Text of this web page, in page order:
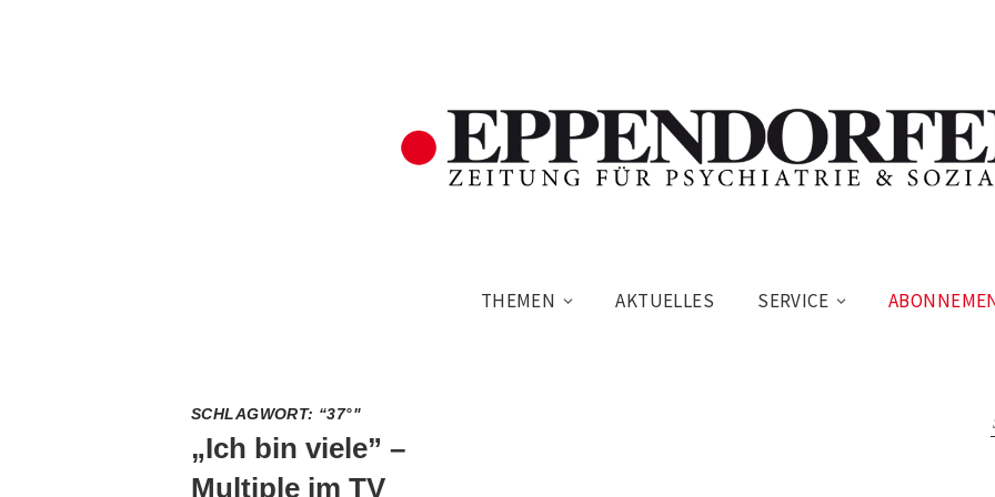
THEMEN AKTUELLES SERVICE
SCHLAGWORT: “37°"
„Ich bin viele” –
Multiple im TV